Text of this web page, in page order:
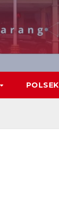
POLSEK